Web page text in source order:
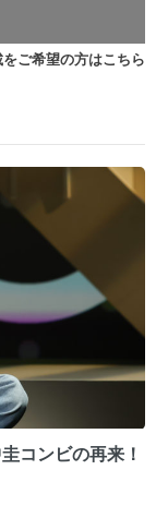
をご希望の方はこちら
コンビの再来！